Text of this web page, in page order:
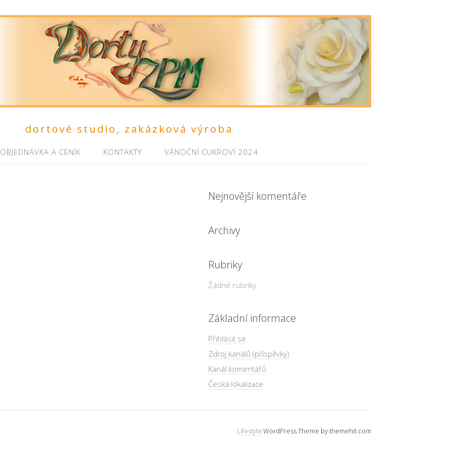
dortové studio, zakázková výroba
OBJEDNÁVKA A CENÍK KONTAKTY VÁNOČNÍ CUKROVÍ 2024
Nejnovější komentáře
Archivy
Rubriky
Žádné rubriky
Základní informace
Přihlásit se
Zdroj kanálů (příspěvky)
Kanál komentářů
Česká lokalizace
Lifestyle WordPress Theme by themehit.com